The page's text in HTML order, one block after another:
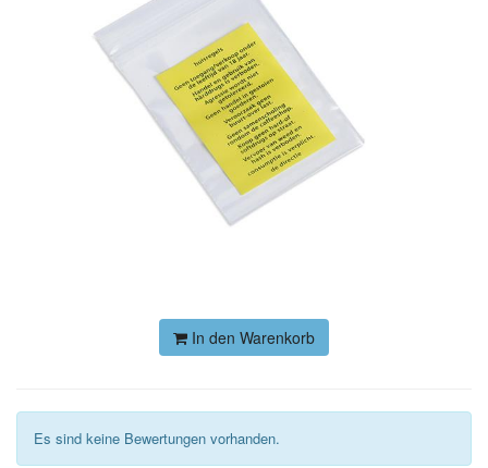
In den Warenkorb
Es sind keine Bewertungen vorhanden.